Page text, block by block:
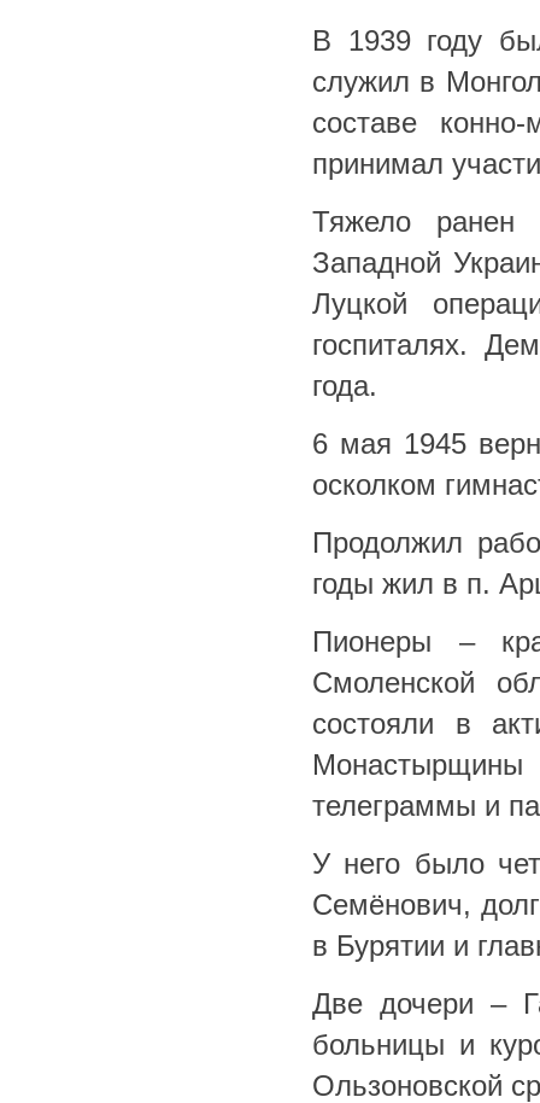
В 1939 году
служил в
составе
принимал
Тяжело ранен
Западной
Луцкой
госпиталях.
года.
6 мая 1945
осколком
Продолжил
годы жил в п.
Пионеры –
Смоленской
состояли в
телеграммы и
У него было
Семёнович,
в Бурятии и
Две дочери –
больницы и
Ользоновской